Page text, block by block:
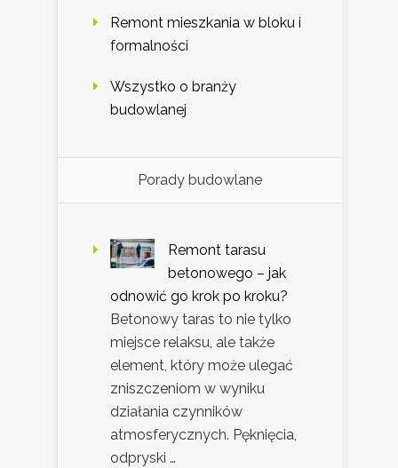
Remont mieszkania w bloku i
formalności
Wszystko o branży
budowlanej
Porady budowlane
Remont tarasu
betonowego – jak
odnowić go krok po kroku?
Betonowy taras to nie tylko
miejsce relaksu, ale także
element, który może ulegać
zniszczeniom w wyniku
działania czynników
atmosferycznych. Pęknięcia,
odpryski …